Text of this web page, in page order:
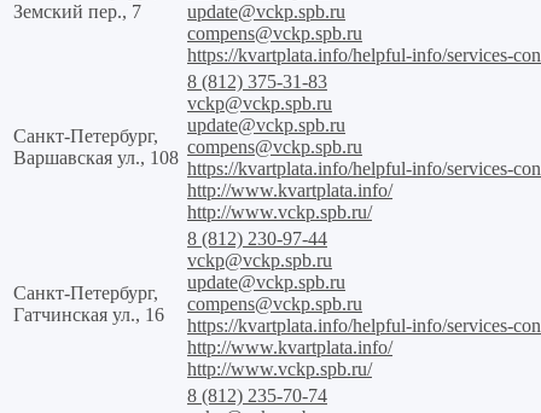
Земский пер., 7
update@vckp.spb.ru
compens@vckp.spb.ru
https://kvartplata.info/helpful-info/services-
Санкт-Петербург,
Варшавская ул., 108
8 (812) 375-31-83
vckp@vckp.spb.ru
update@vckp.spb.ru
compens@vckp.spb.ru
https://kvartplata.info/helpful-info/services-
http://www.kvartplata.info/
http://www.vckp.spb.ru/
Санкт-Петербург,
Гатчинская ул., 16
8 (812) 230-97-44
vckp@vckp.spb.ru
update@vckp.spb.ru
compens@vckp.spb.ru
https://kvartplata.info/helpful-info/services-
http://www.kvartplata.info/
http://www.vckp.spb.ru/
8 (812) 235-70-74